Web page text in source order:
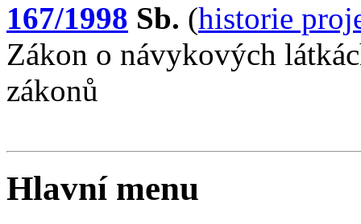
167/1998 Sb. (historie
Zákon o návykových
zákonů
Hlavní menu